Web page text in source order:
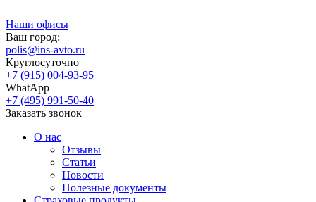
Наши офисы
Ваш город:
polis@ins-avto.ru
Круглосуточно
+7 (915) 004-93-95
WhatApp
+7 (495) 991-50-40
Заказать звонок
О нас
Отзывы
Статьи
Новости
Полезные документы